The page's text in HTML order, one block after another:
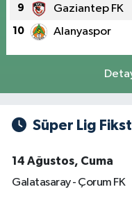
9 Gaziantep FK
10 Alanyaspor
Süper Lig
14 Ağustos, Cuma
Galatasaray - Çorum FK